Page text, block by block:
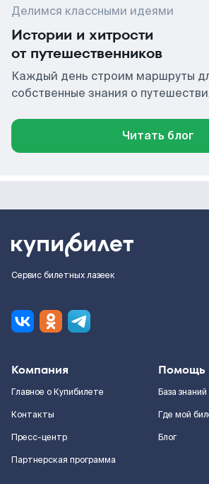
Делимся классными идеями
Истории и хитрости
от путешественников
Каждый день строим маршруты
собственные знания о
Читать блог
Сервис билетных лазеек
Компания
Главное о Купибилете
Контакты
Пресс-центр
Партнерская программа
Помощь
База знаний
Где мой
Блог